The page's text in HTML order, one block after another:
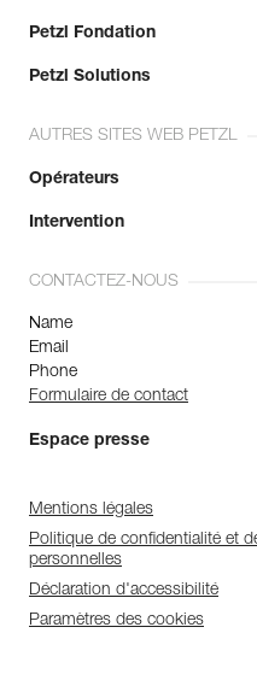
Petzl Fondation
Petzl Solutions
AUTRES SITES WEB PETZL
Opérateurs
Intervention
CONTACTEZ-NOUS
Name
Email
Phone
Formulaire de contact
Espace presse
Mentions légales
Politique de confidentialité et
personnelles
Déclaration d'accessibilité
Paramètres des cookies